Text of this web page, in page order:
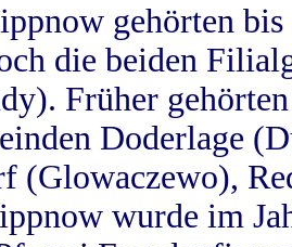
gehörten
die beiden
Früher
Doderlage
(Glowaczewo),
wurde im